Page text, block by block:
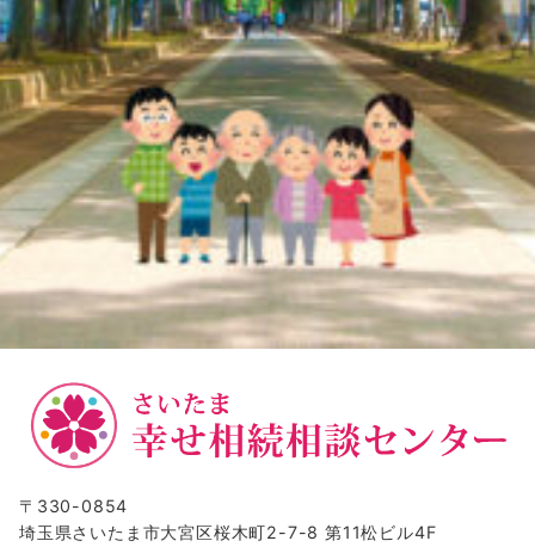
〒330-0854
埼玉県さいたま市大宮区桜木町2-7-8 第11松ビル4F